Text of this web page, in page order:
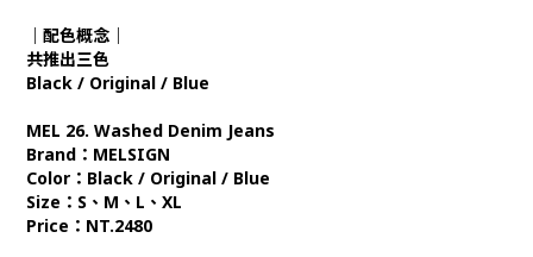
｜配色概念｜
共推出三色
Black / Original / Blue
MEL 26. Washed Denim Jeans
Brand：MELSIGN
Color：Black / Original / Blue
Size：S、M、L、XL
Price：NT.2480